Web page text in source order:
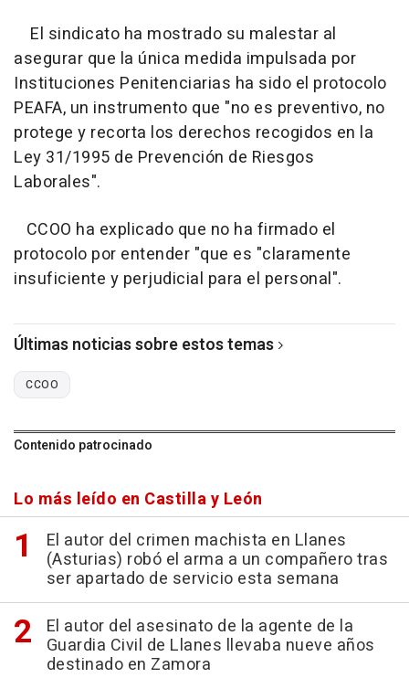
El sindicato ha mostrado su malestar al
asegurar que la única medida impulsada por
Instituciones Penitenciarias ha sido el protocolo
PEAFA, un instrumento que "no es preventivo, no
protege y recorta los derechos recogidos en la
Ley 31/1995 de Prevención de Riesgos
Laborales".
CCOO ha explicado que no ha firmado el
protocolo por entender "que es "claramente
insuficiente y perjudicial para el personal".
Últimas noticias sobre estos temas
CCOO
Contenido patrocinado
Lo más leído en Castilla y León
El autor del crimen machista en Llanes
(Asturias) robó el arma a un compañero tras
ser apartado de servicio esta semana
El autor del asesinato de la agente de la
Guardia Civil de Llanes llevaba nueve años
destinado en Zamora